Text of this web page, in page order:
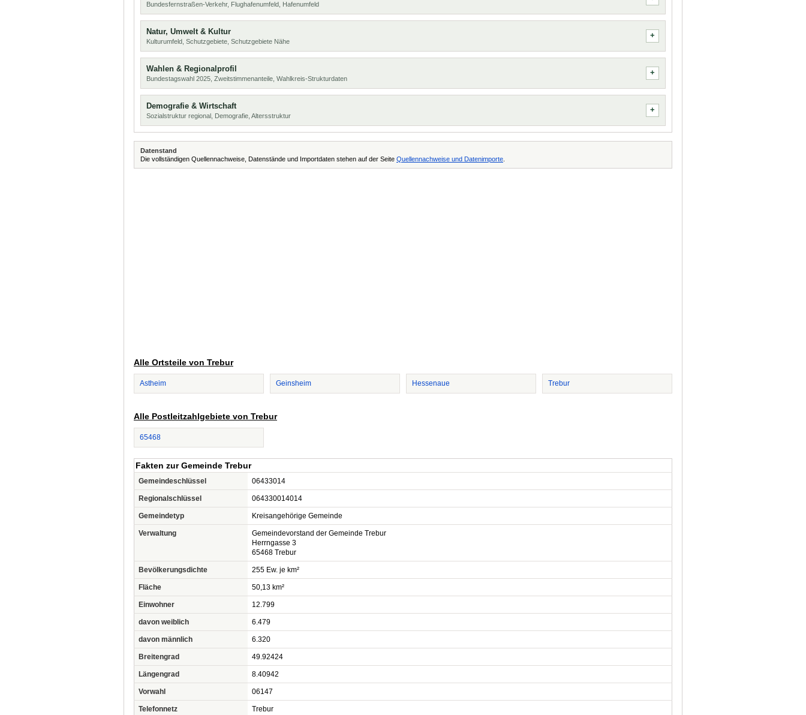
Bundesfernstraßen-Verkehr, Flughafenumfeld, Hafenumfeld
Natur, Umwelt & Kultur
Kulturumfeld, Schutzgebiete, Schutzgebiete Nähe
Wahlen & Regionalprofil
Bundestagswahl 2025, Zweitstimmenanteile, Wahlkreis-Strukturdaten
Demografie & Wirtschaft
Sozialstruktur regional, Demografie, Altersstruktur
Datenstand
Die vollständigen Quellennachweise, Datenstände und Importdaten stehen auf der Seite Quellennachweise und Datenimporte
Alle Ortsteile von Trebur
Astheim Geinsheim Hessenaue Trebur
Alle Postleitzahlgebiete von Trebur
65468
Fakten zur Gemeinde Trebur
Gemeindeschlüssel 06433014
Regionalschlüssel 064330014014
Gemeindetyp Kreisangehörige Gemeinde
Verwaltung
Gemeindevorstand der Gemeinde Trebur
Herrngasse 3
65468 Trebur
Bevölkerungsdichte 255 Ew. je km²
Fläche 50,13 km²
Einwohner 12.799
davon weiblich 6.479
davon männlich 6.320
Breitengrad 49.92424
Längengrad 8.40942
Vorwahl 06147
Telefonnetz Trebur